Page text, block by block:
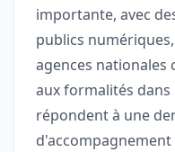
importante, avec
publics
agences nationales
aux formalités dans
répondent à une